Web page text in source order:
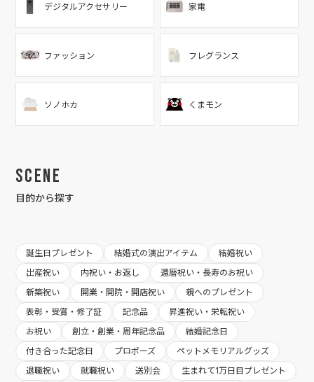
デジタルアクセサリー 家電
ファッション フレグランス
ソノホカ くまモン
Scene
目的から探す
誕生日プレゼント 結婚式の演出アイテム
結婚祝い
出産祝い
内祝い・お返し
還暦祝い・長寿のお祝い
新築祝い
開業・開院・開店祝い
親へのプレゼント
表彰・受賞・修了証
記念品
昇進祝い・栄転祝い
お祝い
創立・創業・周年記念品
結婚記念日
付き合った記念日
プロポーズ
ペットメモリアルグッズ
退職祝い
就職祝い 送別会
生まれて1万日目プレゼント